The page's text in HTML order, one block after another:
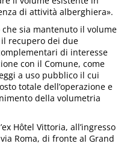
di attività alberghiera».
sia mantenuto il volume
recupero dei due
di interesse
con il Comune, come
a uso pubblico il cui
totale dell’operazione e
della volumetria
Hôtel Vittoria, all’ingresso
Roma, di fronte al Grand